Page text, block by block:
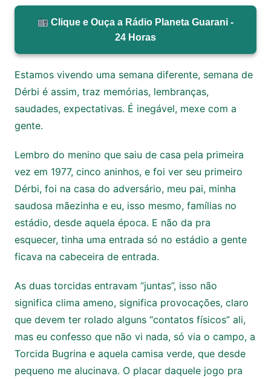
Clique e Ouça a Rádio Planeta Guarani -
24 Horas
Estamos vivendo uma semana diferente, semana de
Dérbi é assim, traz memórias, lembranças,
saudades, expectativas. É inegável, mexe com a
gente.
Lembro do menino que saiu de casa pela primeira
vez em 1977, cinco aninhos, e foi ver seu primeiro
Dérbi, foi na casa do adversário, meu pai, minha
saudosa mãezinha e eu, isso mesmo, famílias no
estádio, desde aquela época. E não da pra
esquecer, tinha uma entrada só no estádio a gente
ficava na cabeceira de entrada.
As duas torcidas entravam “juntas”, isso não
significa clima ameno, significa provocações, claro
que devem ter rolado alguns “contatos físicos” ali,
mas eu confesso que não vi nada, só via o campo, a
Torcida Bugrina e aquela camisa verde, que desde
pequeno me alucinava. O placar daquele jogo pra